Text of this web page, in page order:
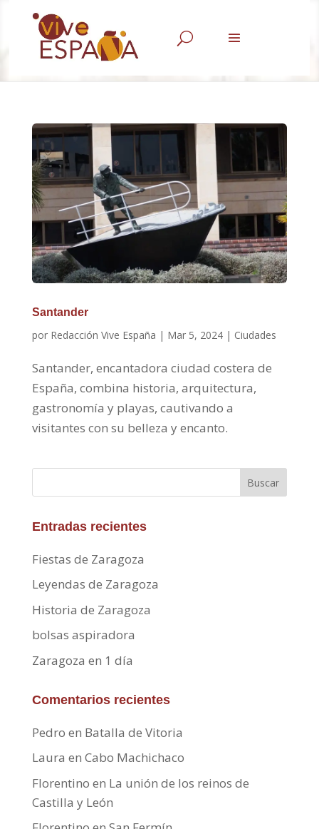
U
Santander
por Redacción Vive España | Mar 5, 2024| Ciudades
Santander, encantadora ciudad costera de
España, combina historia, arquitectura,
gastronomía y playas, cautivando a
visitantes con su belleza y encanto.
Buscar
Entradas recientes
Fiestas de Zaragoza
Leyendas de Zaragoza
Historia de Zaragoza
bolsas aspiradora
Zaragoza en 1 día
Comentarios recientes
Pedro en Batalla de Vitoria
Laura en Cabo Machichaco
Florentino en La unión de los reinos de
Castilla y León